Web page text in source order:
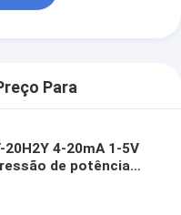
Para
20H2Y 4-20mA 1-5V
de potência